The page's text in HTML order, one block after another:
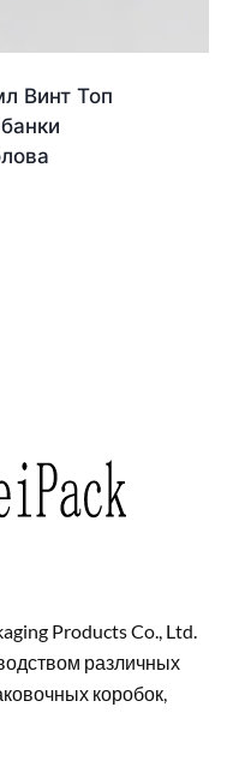
Винт Топ
Products Co., Ltd.
различных
коробок,